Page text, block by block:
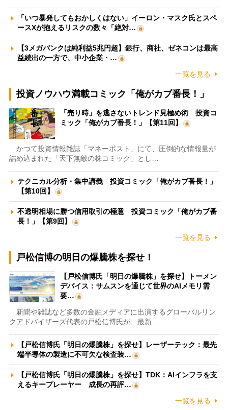
「いつ暴発してもおかしくはない」イーロン・マスク氏とスペ
ースXが抱えるリスクの数々「絶対…
【3メガバンクは純利益5兆円超】銀行、商社、ゼネコンは最高
益続出の一方で、中小企業・…
一覧を見る
投資ノウハウ満載コミック「俺がカブ番長！」
「売り時」を逃さないトレンド見極め術 投資コ
ミック「俺がカブ番長！」【第11回】
かつて投資情報雑誌「マネーポスト」にて、圧倒的な情報量が
詰め込まれた「天下無敵の株コミック」とし…
テクニカル分析・集中講義 投資コミック「俺がカブ番長！」
【第10回】
不透明相場に勝つ信用取引の極意 投資コミック「俺がカブ番
長！」【第9回】
一覧を見る
戸松信博の明日の爆騰株を探せ！
【戸松信博氏「明日の爆騰株」を探せ】トーメン
デバイス：サムスンを通じて世界のAIメモリ需
要…
新聞や雑誌など多数の金融メディアに出演するグローバルリン
クアドバイザーズ代表の戸松信博氏が、最新…
【戸松信博氏「明日の爆騰株」を探せ】レーザーテック：最先
端半導体の製造に不可欠な検査装…
【戸松信博氏「明日の爆騰株」を探せ】TDK：AIインフラを支
えるキープレーヤー 成長の再評…
一覧を見る